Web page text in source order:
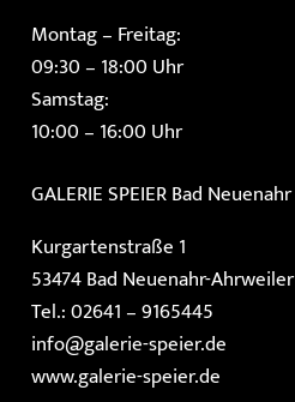
Montag – Freitag:
09:30 – 18:00 Uhr
Samstag:
10:00 – 16:00 Uhr
GALERIE SPEIERBad Neuenahr
Kurgartenstraße 1
53474 Bad Neuenahr-Ahrweiler
Tel.: 02641 – 9165445
info@galerie-speier.de
www.galerie-speier.de